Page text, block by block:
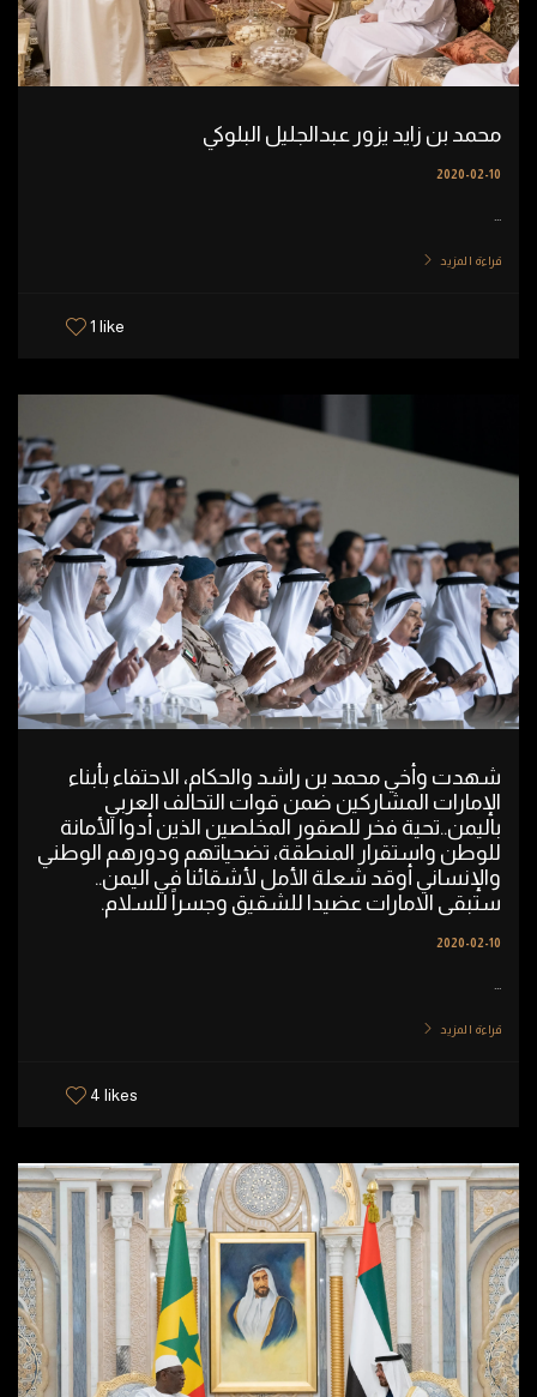
محمد بن زايد يزور عبدالجليل البلوكي
2020-02-10
قراءة المزيد
1 like
شهدت وأخي محمد بن راشد والحكام، الاحتفاء بأبناء
الإمارات المشاركين ضمن قوات التحالف العربي
باليمن..تحية فخر للصقور المخلصين الذين أدوا الأمانة
للوطن واستقرار المنطقة، تضحياتهم ودورهم الوطني
والإنساني أوقد شعلة الأمل لأشقائنا في اليمن..
ستبقى الامارات عضيدا للشقيق وجسراً للسلام.
2020-02-10
قراءة المزيد
4 likes